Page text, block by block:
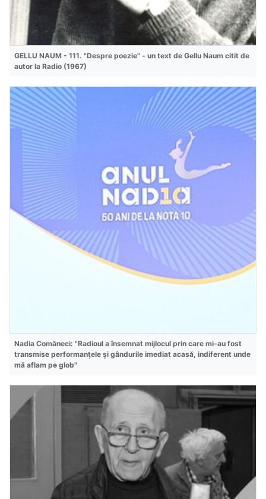
GELLU NAUM - 111. "Despre poezie" - un text de Gellu Naum citit de
autor la Radio (1967)
Nadia Comăneci: "Radioul a însemnat mijlocul prin care mi-au fost
transmise performanţele şi gândurile imediat acasă, indiferent unde
mă aflam pe glob"